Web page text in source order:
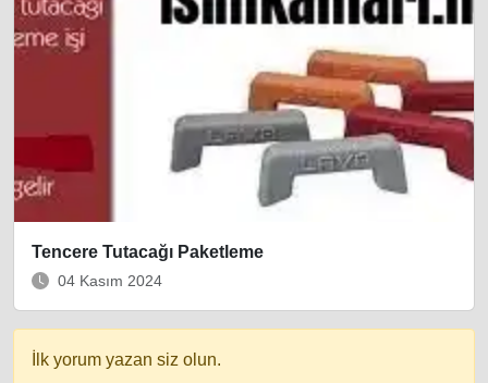
Tencere Tutacağı Paketleme
04 Kasım 2024
İlk yorum yazan siz olun.